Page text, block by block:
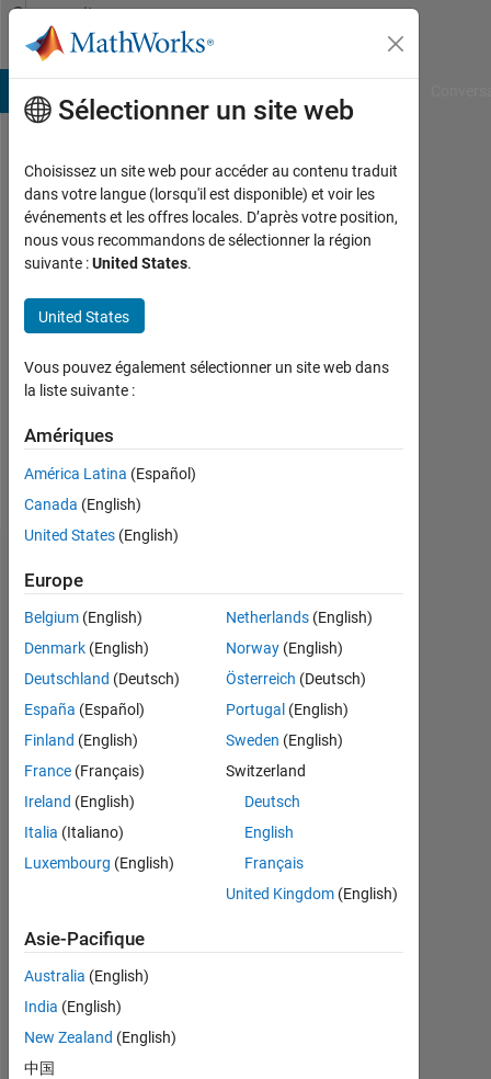
Passer au contenu
Community
Profile
codeconstructo
Actif
depuis
2023
Followers:
Following:
Follow
Please
login
endorse
this
person
a
skill
Sélectionner un site web
Choisissez un site web pour accéder au contenu traduit
dans votre langue (lorsqu'il est disponible) et voir les
événements et les offres locales. D’après votre position,
nous vous recommandons de sélectionner la région
suivante :United States.
United States
Vous pouvez également sélectionner un site web dans
la liste suivante :
Amériques
América Latina (Español)
Canada (English)
United States (English)
Europe
Belgium (English)
Denmark (English)
Deutschland (Deutsch)
España (Español)
Finland (English)
France (Français)
Ireland (English)
Italia (Italiano)
Luxembourg (English)
Netherlands(English)
Norway(English)
Österreich (Deutsch)
Portugal (English)
Sweden (English)
Switzerland
Deutsch
English
Français
United Kingdom(English)
Asie-Pacifique
Australia (English)
India (English)
New Zealand (English)
中国